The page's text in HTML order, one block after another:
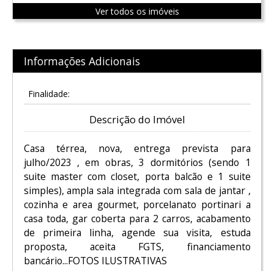
Ver todos os imóveis
Informações Adicionais
Finalidade:
Descrição do Imóvel
Casa térrea, nova, entrega prevista para
julho/2023 , em obras, 3 dormitórios (sendo 1
suite master com closet, porta balcão e 1 suite
simples), ampla sala integrada com sala de jantar ,
cozinha e area gourmet, porcelanato portinari a
casa toda, gar coberta para 2 carros, acabamento
de primeira linha, agende sua visita, estuda
proposta, aceita FGTS, financiamento
bancário...FOTOS ILUSTRATIVAS